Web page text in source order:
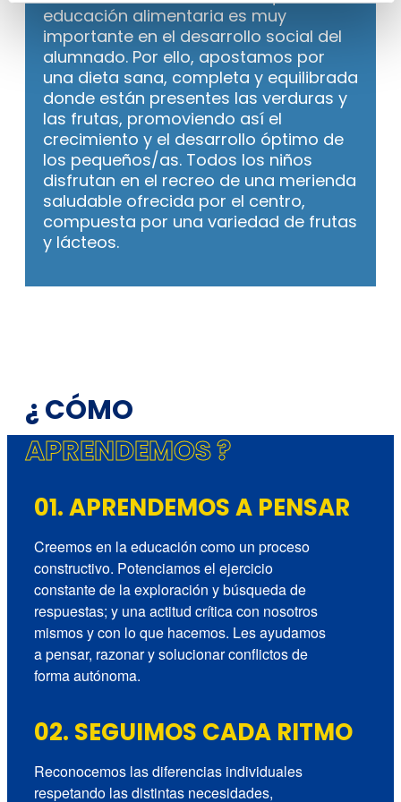
educación alimentaria es muy
importante en el desarrollo social del
alumnado. Por ello, apostamos por
una dieta sana, completa y equilibrada
donde están presentes las verduras y
las frutas, promoviendo así el
crecimiento y el desarrollo óptimo de
los pequeños/as. Todos los niños
disfrutan en el recreo de una merienda
saludable ofrecida por el centro,
compuesta por una variedad de frutas
y lácteos.
¿ CÓMO
APRENDEMOS ?
01. APRENDEMOS A PENSAR
Creemos en la educación como un proceso
constructivo. Potenciamos el ejercicio
constante de la exploración y búsqueda de
respuestas; y una actitud crítica con nosotros
mismos y con lo que hacemos. Les ayudamos
a pensar, razonar y solucionar conflictos de
forma autónoma.
02. SEGUIMOS CADA RITMO
Reconocemos las diferencias individuales
respetando las distintas necesidades,